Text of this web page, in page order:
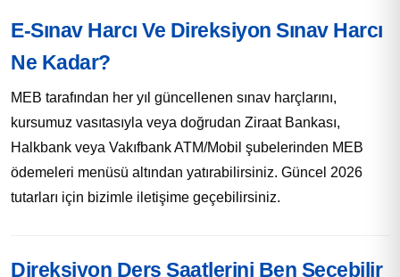
E-Sınav Harcı Ve Direksiyon Sınav Harcı
Ne Kadar?
MEB tarafından her yıl güncellenen sınav harçlarını,
kursumuz vasıtasıyla veya doğrudan Ziraat Bankası,
Halkbank veya Vakıfbank ATM/Mobil şubelerinden MEB
ödemeleri menüsü altından yatırabilirsiniz. Güncel 2026
tutarları için bizimle iletişime geçebilirsiniz.
Direksiyon Ders Saatlerini Ben Seçebilir